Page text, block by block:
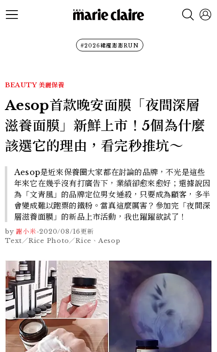
#2026裙襬澎澎RUN
BEAUTY 美麗保養
Aesop首款晚安面膜「夜間深層
滋養面膜」新鮮上市！5個為什麼
該選它的理由，看完秒推坑～
Aesop是近來保養圈大家都在討論的品牌，不光是這些
年來它在幾乎沒有打廣告下，業績卻愈來愈好；還據說因
為「文青風」的品牌定位男女通殺，只要成為顧客，多半
會變成難以跑票的鐵粉。當真這麼厲害？參加完「夜間深
層滋養面膜」的新品上市活動，我也躍躍欲試了！
by 謝小米-2020/08/16更新
Text／Rice Photo／Rice、Aesop